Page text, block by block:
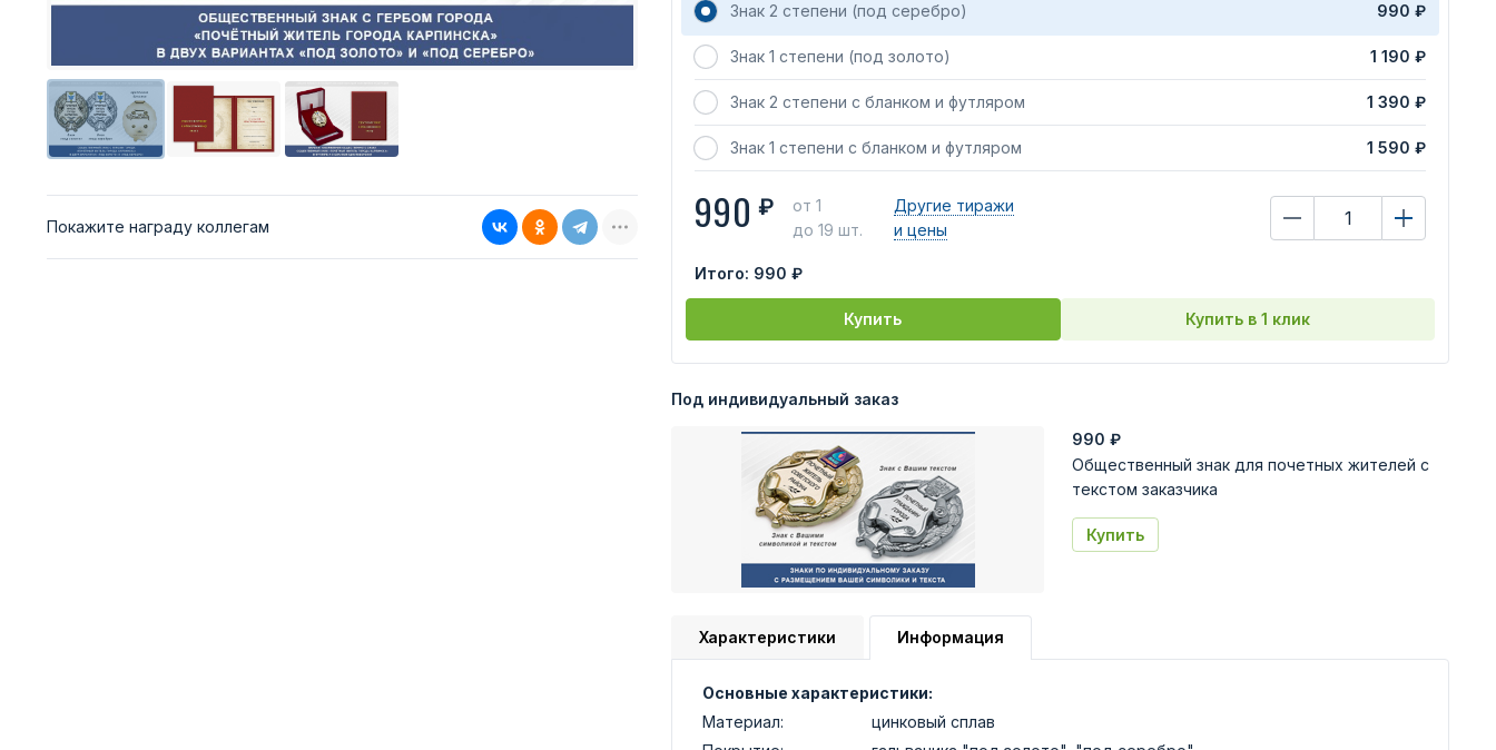
Покажите награду коллегам
Знак 2 степени (под серебро) 990 ₽
Знак 1 степени (под золото) 1 190 ₽
Знак 2 степени с бланком и футляром 1 390 ₽
Знак 1 степени с бланком и футляром 1 590 ₽
990 ₽
от 1
до 19 шт.
Другие тиражи
и цены
Итого: 990 ₽
Купить Купить в 1 клик
Под индивидуальный заказ
990 ₽
Общественный знак для почетных жителей с
текстом заказчика
Купить
Характеристики Информация
Основные характеристики:
Материал:
цинковый сплав